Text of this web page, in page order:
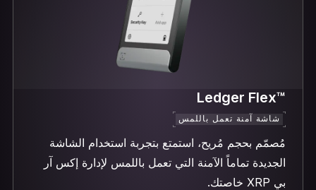
™Ledger Flex
شاشة آمنة تعمل باللمس
مُصمّم بحجم مُريح، استمتع بتجربة استخدام الشاشة
الجديدة تماماً الآمنة التي تعمل باللمس لإدارة إكس آر
بي XRP خاصتك.